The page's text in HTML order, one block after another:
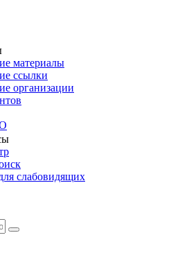
материалы
ссылки
организации
слабовидящих